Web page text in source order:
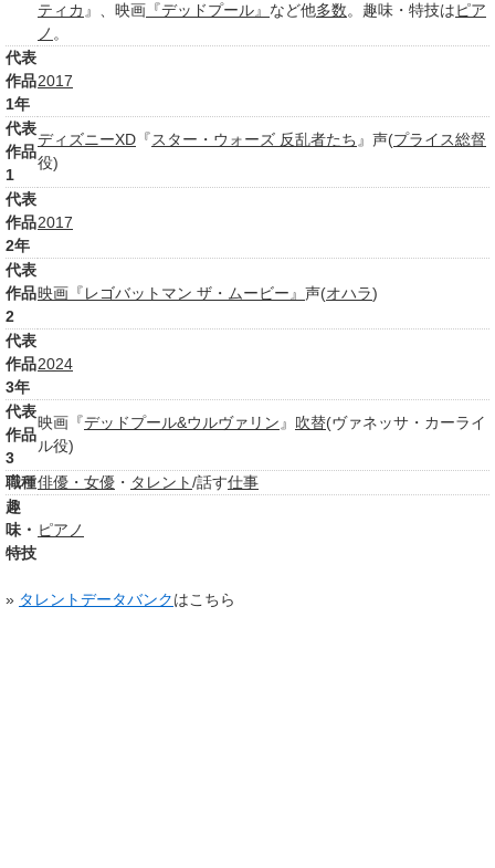
ティカ 』、映画 『デッドプール』 など他多数。趣味・特技はピア
ノ 。
代表
作品
1年
2017
代表
作品
1
ディズニーXD 『スター・ウォーズ 反乱者たち 』声(プライス総督
役)
代表
作品
2年
2017
代表
作品
2
映画『レゴバットマン ザ・ムービー』 声(オハラ)
代表
作品
3年
2024
代表
作品
3
映画『デッドプール&ウルヴァリン 』 吹替(ヴァネッサ・カーライ
ル役)
職種俳優・女優 ・ タレント/話す仕事
趣
味・
特技
ピアノ
» タレントデータバンクはこちら